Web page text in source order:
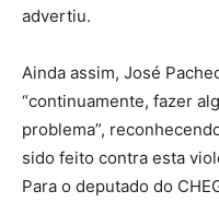
advertiu.
Ainda assim, José
“continuamente, fazer
problema”,
sido feito contra esta
Para o deputado do